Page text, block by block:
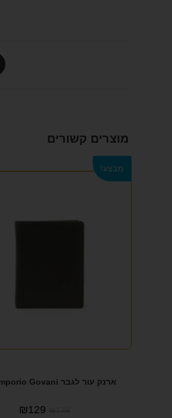
מוצרים קשורים
מבצע!
ארנק עור לגבר Emporio Govani גובני
₪179
₪129